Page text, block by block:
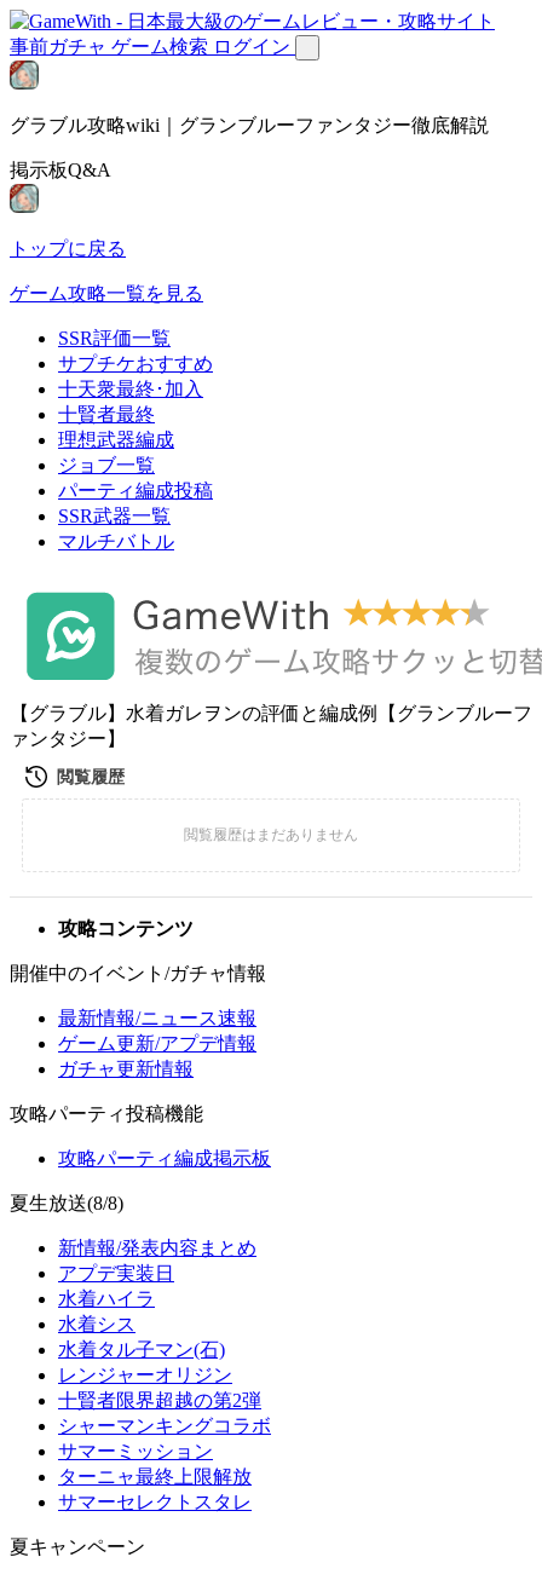
事前ガチャ ゲーム検索 ログイン
グラブル攻略wiki｜グランブルーファンタジー徹底解説
掲示板Q&A
トップに戻る
ゲーム攻略一覧を見る
SSR評価一覧
サプチケおすすめ
十天衆最終･加入
十賢者最終
理想武器編成
ジョブ一覧
パーティ編成投稿
SSR武器一覧
マルチバトル
【グラブル】水着ガレヲンの評価と編成例【グランブルーフ
ァンタジー】
攻略コンテンツ
開催中のイベント/ガチャ情報
最新情報/ニュース速報
ゲーム更新/アプデ情報
ガチャ更新情報
攻略パーティ投稿機能
攻略パーティ編成掲示板
夏生放送(8/8)
新情報/発表内容まとめ
アプデ実装日
水着ハイラ
水着シス
水着タル子マン(石)
レンジャーオリジン
十賢者限界超越の第2弾
シャーマンキングコラボ
サマーミッション
ターニャ最終上限解放
サマーセレクトスタレ
夏キャンペーン